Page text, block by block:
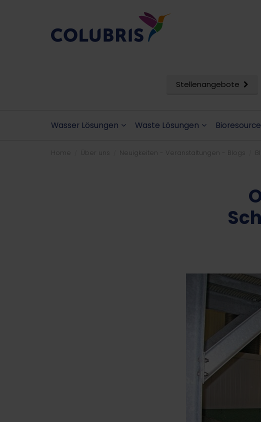
Stellenangebote
Wasser Lösungen Waste Lösungen
Home Über uns Neuigkeiten - Veranstaltungen - Blogs